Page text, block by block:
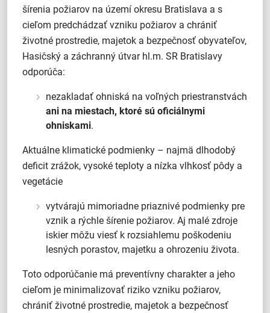
šírenia požiarov na území okresu Bratislava a s
cieľom predchádzať vzniku požiarov a chrániť
životné prostredie, majetok a bezpečnosť obyvateľov,
Hasičský a záchranný útvar hl.m. SR Bratislavy
odporúča:
nezakladať ohniská na voľných priestranstvách
ani na miestach, ktoré sú oficiálnymi
ohniskami.
Aktuálne klimatické podmienky – najmä dlhodobý
deficit zrážok, vysoké teploty a nízka vlhkosť pôdy a
vegetácie
vytvárajú mimoriadne priaznivé podmienky pre
vznik a rýchle šírenie požiarov. Aj malé zdroje
iskier môžu viesť k rozsiahlemu poškodeniu
lesných porastov, majetku a ohrozeniu života.
Toto odporúčanie má preventívny charakter a jeho
cieľom je minimalizovať riziko vzniku požiarov,
chrániť životné prostredie, majetok a bezpečnosť